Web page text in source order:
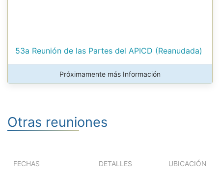
53a Reunión de las Partes del APICD (Reanudada)
Próximamente más Información
Otras reuniones
FECHAS DETALLES UBICACIÓN